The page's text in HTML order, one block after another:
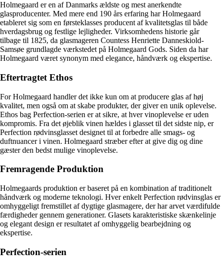
Holmegaard er en af Danmarks ældste og mest anerkendte
glasproducenter. Med mere end 190 års erfaring har Holmegaard
etableret sig som en førsteklasses producent af kvalitetsglas til både
hverdagsbrug og festlige lejligheder. Virksomhedens historie går
tilbage til 1825, da glasmageren Countess Henriette Danneskiold-
Samsøe grundlagde værkstedet på Holmegaard Gods. Siden da har
Holmegaard været synonym med elegance, håndværk og ekspertise.
Eftertragtet Ethos
For Holmegaard handler det ikke kun om at producere glas af høj
kvalitet, men også om at skabe produkter, der giver en unik oplevelse.
Ethos bag Perfection-serien er at sikre, at hver vinoplevelse er uden
kompromis. Fra det øjeblik vinen hældes i glasset til det sidste nip, er
Perfection rødvinsglasset designet til at forbedre alle smags- og
duftnuancer i vinen. Holmegaard stræber efter at give dig og dine
gæster den bedst mulige vinoplevelse.
Fremragende Produktion
Holmegaards produktion er baseret på en kombination af traditionelt
håndværk og moderne teknologi. Hver enkelt Perfection rødvinsglas er
omhyggeligt fremstillet af dygtige glasmagere, der har arvet værdifulde
færdigheder gennem generationer. Glasets karakteristiske skænkelinje
og elegant design er resultatet af omhyggelig bearbejdning og
ekspertise.
Perfection-serien